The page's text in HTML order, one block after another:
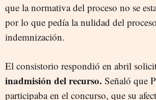
que la normativa del proceso no se
por lo que pedía la nulidad del
indemnización.
El consistorio respondió en abril
inadmisión del recurso. Señaló que
participaba en el concurso, que su